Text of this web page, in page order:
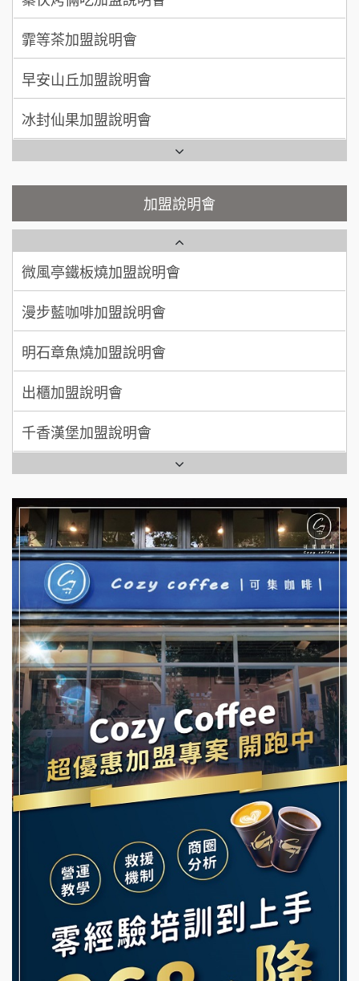
徐 先生/小姐
50萬~75萬
何 先生/小姐 台南
加盟預算
加盟預算
廖 先生/小姐
加盟預算 200萬~300萬
霏等茶加盟說明會
早安山丘加盟說明會
冰封仙果加盟說明會
Ramble Café 漫步藍咖啡加盟說明會
微風亭鐵板燒加盟說明會
【曉妍美妝】誠徵行政櫃檯
自助洗衣店誠徵代洗收送人員(台中市)
MUSHEN徵SPA美容芳療師
日十。早午食加盟說明會
拾鑶火鍋加盟說明會
全家加盟說明會
台灣G湯加盟說明會
彭富貴加盟說明會
NU PASTA義大利麵加盟說明會
潮鍋癮加盟說明會
蓁伙烤倆吃加盟說明會
霏等茶加盟說明會
早安山丘加盟說明會
冰封仙果加盟說明會
Ramble Café 漫步藍咖啡加盟說明會
微風亭鐵板燒加盟說明會
鮮茶道加盟說明會
【曉妍美妝】誠徵行政櫃檯
加盟說明會
莫尼早餐Morni加盟說明會
手作功夫茶加盟說明會
SHARE TEA歇腳亭加盟說明會
潮味決-湯滷專門店加盟說明會
鬍子茶加盟說明會
鮮茶道加盟說明會
微風亭鐵板燒加盟說明會
漫步藍咖啡加盟說明會
明石章魚燒加盟說明會
出櫃加盟說明會
千香漢堡加盟說明會
七盞茶加盟說明會
拉亞漢堡加盟說明會
杜芳子古味茶鋪加盟說明會
優握握×酸奶大獅加盟說明會
冬城門加盟說明會
拾鑶火鍋加盟說明會
阿性情趣無人販售所加盟明會
龍涎居好湯加盟說明會
舒油頭加盟說明會
義氣豐發雞加盟說明會
Mr.Wish加盟說明會
白鬍泡泡 BOHO POPO加盟說明會